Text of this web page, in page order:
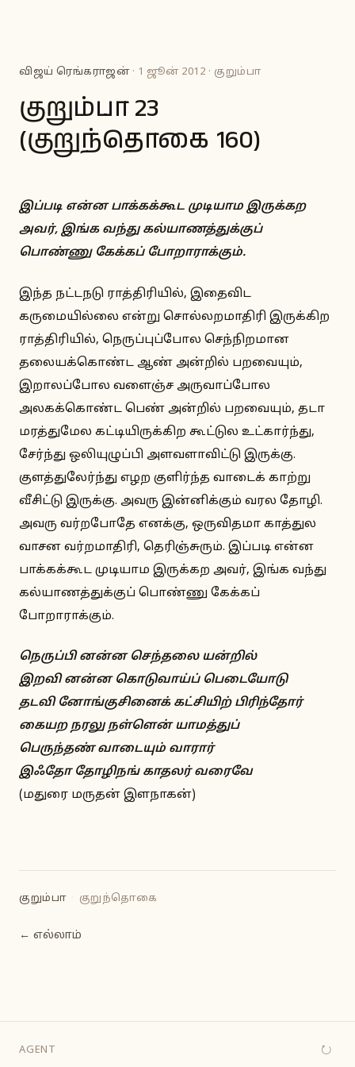
விஜய் ரெங்கராஜன்· 1 ஜூன் 2012 · குறும்பா
குறும்பா 23
(குறுந்தொகை 160)
இப்படி என்ன பாக்கக்கூட முடியாம இருக்கற
அவர், இங்க வந்து கல்யாணத்துக்குப்
பொண்ணு கேக்கப் போறாராக்கும்.
இந்த நட்டநடு ராத்திரியில், இதைவிட
கருமையில்லை என்று சொல்லறமாதிரி இருக்கிற
ராத்திரியில், நெருப்புப்போல செந்நிறமான
தலையக்கொண்ட ஆண் அன்றில் பறவையும்,
இறாலப்போல வளைஞ்ச அருவாப்போல
அலகக்கொண்ட பெண் அன்றில் பறவையும், தடா
மரத்துமேல கட்டியிருக்கிற கூட்டுல உட்கார்ந்து,
சேர்ந்து ஒலியுழுப்பி அளவளாவிட்டு இருக்கு.
குளத்துலேர்ந்து எழற குளிர்ந்த வாடைக் காற்று
வீசிட்டு இருக்கு. அவரு இன்னிக்கும் வரல தோழி.
அவரு வர்றபோதே எனக்கு, ஒருவிதமா காத்துல
வாசன வர்றமாதிரி, தெரிஞ்சுரும். இப்படி என்ன
பாக்கக்கூட முடியாம இருக்கற அவர், இங்க வந்து
கல்யாணத்துக்குப் பொண்ணு கேக்கப்
போறாராக்கும்.
நெருப்பி னன்ன செந்தலை யன்றில்
இறவி னன்ன கொடுவாய்ப் பெடையோடு
தடவி னோங்குசினைக் கட்சியிற் பிரிந்தோர்
கையற நரலு நள்ளென் யாமத்துப்
பெருந்தண் வாடையும் வாரார்
இஃதோ தோழிநங் காதலர் வரைவே
(மதுரை மருதன் இளநாகன்)
குறும்பா குறுந்தொகை
← எல்லாம்
AGENT ↻